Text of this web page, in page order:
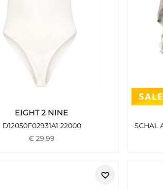
EIGHT 2 NINE
D12050F02931A1 22000
€29,99